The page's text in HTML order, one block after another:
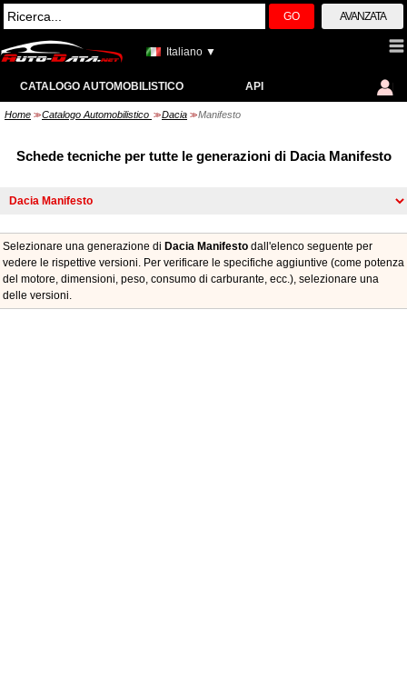
GO AVANZATA
Italiano ▼
CATALOGO AUTOMOBILISTICO API
Home >> Catalogo Automobilistico >> Dacia >> Manifesto
Schede tecniche per tutte le generazioni di Dacia Manifesto
Selezionare una generazione di Dacia Manifesto dall'elenco seguente per
vedere le rispettive versioni. Per verificare le specifiche aggiuntive (come potenza
del motore, dimensioni, peso, consumo di carburante, ecc.), selezionare una
delle versioni.